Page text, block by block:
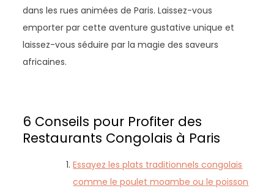
dans les rues animées de Paris. Laissez-vous
emporter par cette aventure gustative unique et
laissez-vous séduire par la magie des saveurs
africaines.
6 Conseils pour Profiter des
Restaurants Congolais à Paris
Essayez les plats traditionnels congolais
comme le poulet moambe ou le poisson